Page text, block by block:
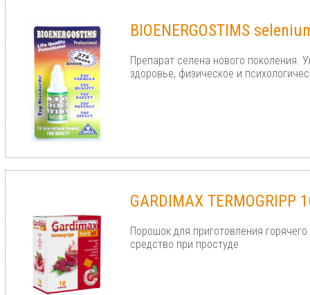
BIOENERGOSTIMS
Препарат селена нового поколения.
здоровье, физическое и
GARDIMAX TERMOGRIPP
Порошок для приготовления
средство при простуде